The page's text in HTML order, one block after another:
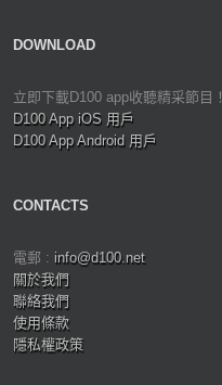
DOWNLOAD
立即下載D100 app收聽精采節目！
D100 App iOS 用戶
D100 App Android 用戶
CONTACTS
電郵 : info@d100.net
關於我們
聯絡我們
使用條款
隱私權政策